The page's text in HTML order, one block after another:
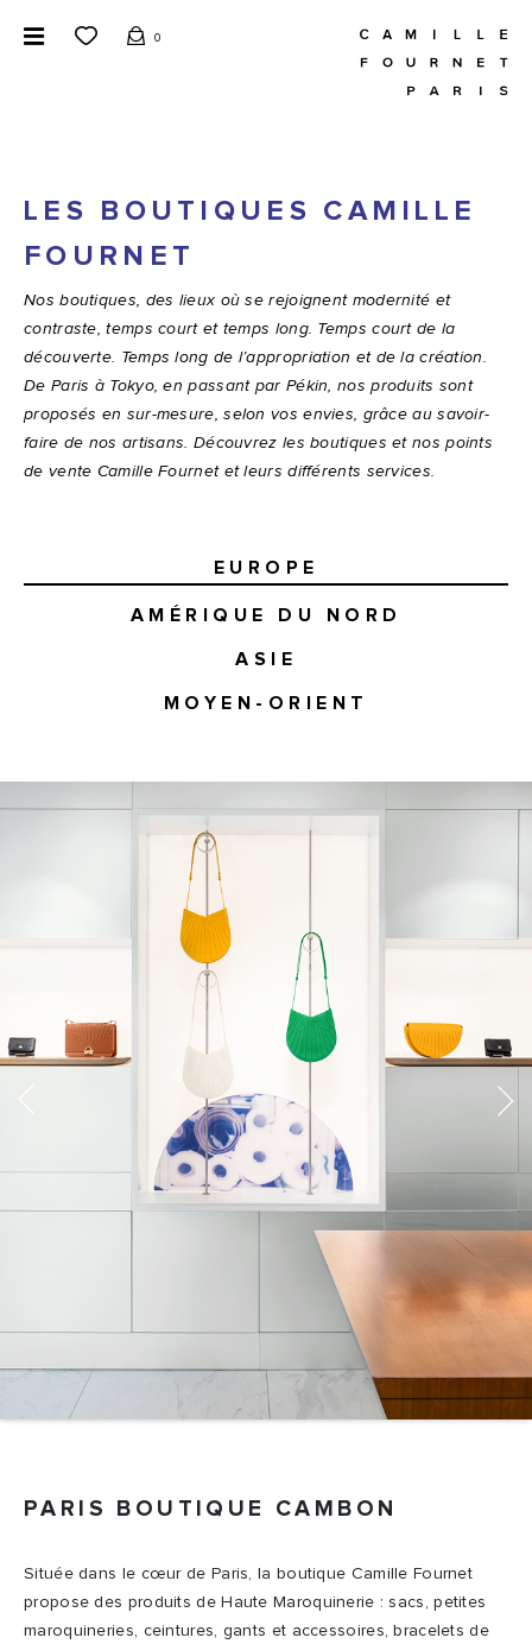
0
LES BOUTIQUES CAMILLE
FOURNET
Nos boutiques, des lieux où se rejoignent modernité et
contraste, temps court et temps long. Temps court de la
découverte. Temps long de l’appropriation et de la création.
De Paris à Tokyo, en passant par Pékin, nos produits sont
proposés en sur-mesure, selon vos envies, grâce au savoir-
faire de nos artisans. Découvrez les boutiques et nos points
de vente Camille Fournet et leurs différents services.
EUROPE
AMÉRIQUE DU NORD
ASIE
MOYEN-ORIENT
PARIS BOUTIQUE CAMBON
Située dans le cœur de Paris, la boutique Camille Fournet
propose des produits de Haute Maroquinerie : sacs, petites
maroquineries, ceintures, gants et accessoires, bracelets de